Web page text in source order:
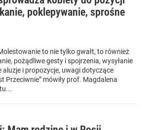
poklepywanie, sprośne
to nie tylko gwałt, to również
pożądliwe gesty i spojrzenia, wysyłanie
aluzje i propozycje, uwagi dotyczące
Przeciwnie” mówiły prof. Magdalena